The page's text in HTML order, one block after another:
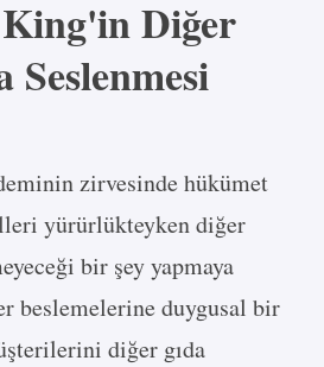
Diğer
zirvesinde hükümet
yürürlükteyken diğer
bir şey yapmaya
beslemelerine duygusal bir
diğer gıda